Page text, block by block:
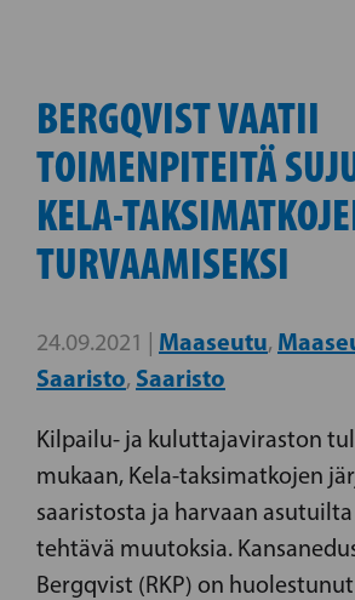
BERGQVIST VAATII
TOIMENPITEITÄ
KELA-
TURVAAMISEKSI
24.09.2021 | Maaseutu,
Saaristo, Saaristo
Kilpailu- ja kuluttajaviraston
mukaan, Kela-taksimatkojen
saaristosta ja harvaan
tehtävä muutoksia.
Bergqvist (RKP) on